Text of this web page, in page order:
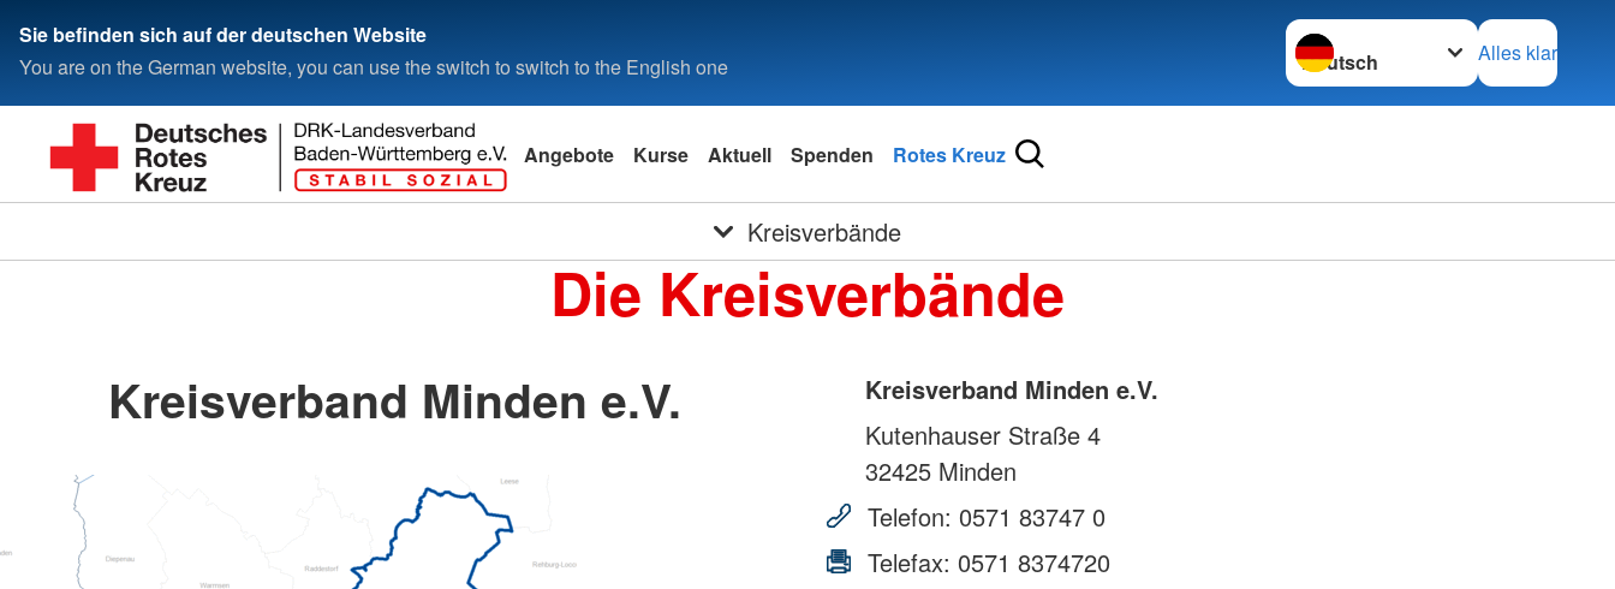
Sie befinden sich auf der deutschen Website
You are on the German website, you can use the switch to switch to the English one
Sprache wechseln zu
Alles klar
Angebote Kurse Aktuell Spenden Rotes Kreuz
Kreisverbände
Die Kreisverbände
Kreisverband Minden e.V.
Kreisverband Minden e.V.
Kutenhauser Straße 4
32425 Minden
Telefon: 0571 83747 0
Telefax: 0571 8374720